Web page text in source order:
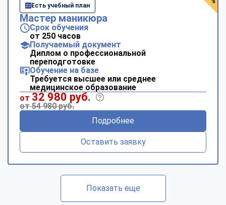
Есть учебный план
Мастер маникюра
Срок обучения
от 250 часов
Получаемый документ
Диплом о профессиональной
переподготовке
Обучение на базе
Требуется высшее или среднее
медицинское образование
от 32 980 руб.
от 54 980 руб.
Подробнее
Оставить заявку
Показать еще